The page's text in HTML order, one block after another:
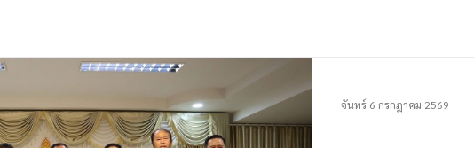
จันทร์ 6 กรกฎาคม 2569